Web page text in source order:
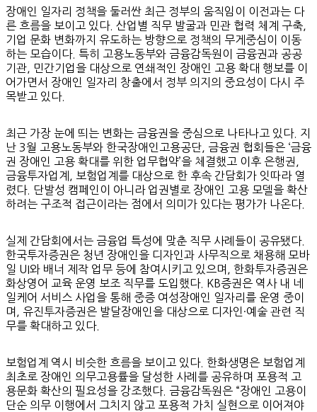
장애인 일자리 정책을 둘러싼 최근 정부의 움직임이 이전과는 다
른 흐름을 보이고 있다. 산업별 직무 발굴과 민관 협력 체계 구축,
기업 문화 변화까지 유도하는 방향으로 정책의 무게중심이 이동
하는 모습이다. 특히 고용노동부와 금융감독원이 금융권과 공공
기관, 민간기업을 대상으로 연쇄적인 장애인 고용 확대 행보를 이
어가면서 장애인 일자리 창출에서 정부 의지의 중요성이 다시 주
목받고 있다.
최근 가장 눈에 띄는 변화는 금융권을 중심으로 나타나고 있다. 지
난 3월 고용노동부와 한국장애인고용공단, 금융권 협회들은 ‘금융
권 장애인 고용 확대를 위한 업무협약’을 체결했고 이후 은행권,
금융투자업계, 보험업계를 대상으로 한 후속 간담회가 잇따라 열
렸다. 단발성 캠페인이 아니라 업권별로 장애인 고용 모델을 확산
하려는 구조적 접근이라는 점에서 의미가 있다는 평가가 나온다.
실제 간담회에서는 금융업 특성에 맞춘 직무 사례들이 공유됐다.
한국투자증권은 청년 장애인을 디자인과 사무직으로 채용해 모바
일 UI와 배너 제작 업무 등에 참여시키고 있으며, 한화투자증권은
화상영어 교육 운영 보조 직무를 도입했다. KB증권은 역사 내 네
일케어 서비스 사업을 통해 중증 여성장애인 일자리를 운영 중이
며, 유진투자증권은 발달장애인을 대상으로 디자인·예술 관련 직
무를 확대하고 있다.
보험업계 역시 비슷한 흐름을 보이고 있다. 한화생명은 보험업계
최초로 장애인 의무고용률을 달성한 사례를 공유하며 포용적 고
용문화 확산의 필요성을 강조했다. 금융감독원은 “장애인 고용이
단순 의무 이행에서 그치지 않고 포용적 가치 실현으로 이어져야